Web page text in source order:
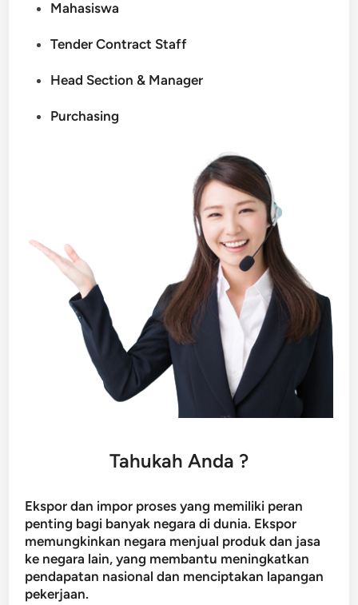
Mahasiswa
Tender Contract Staff
Head Section & Manager
Purchasing
Tahukah Anda ?
Ekspor dan impor proses yang memiliki peran
penting bagi banyak negara di dunia. Ekspor
memungkinkan negara menjual produk dan jasa
ke negara lain, yang membantu meningkatkan
pendapatan nasional dan menciptakan lapangan
pekerjaan.